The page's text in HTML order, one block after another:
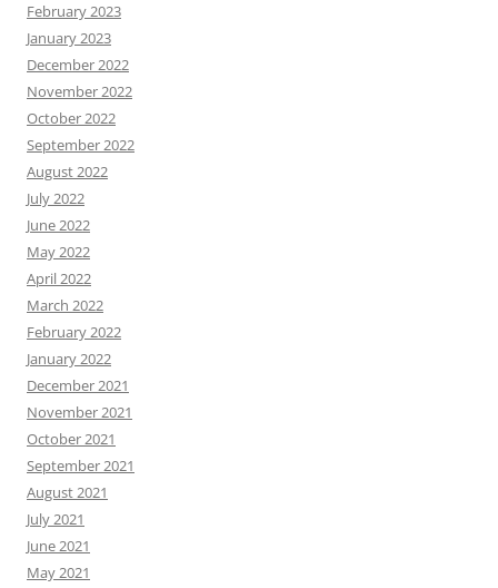
February 2023
January 2023
December 2022
November 2022
October 2022
September 2022
August 2022
July 2022
June 2022
May 2022
April 2022
March 2022
February 2022
January 2022
December 2021
November 2021
October 2021
September 2021
August 2021
July 2021
June 2021
May 2021